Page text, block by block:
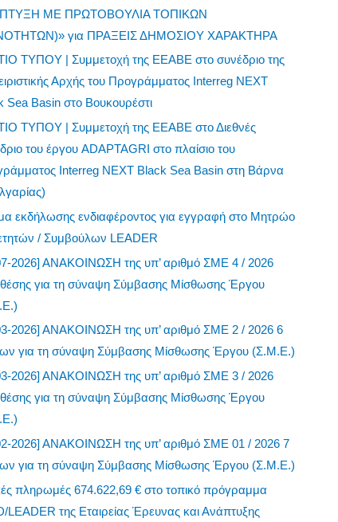
ΜΕ ΠΡΩΤΟΒΟΥΛΙΑ ΤΟΠΙΚΩΝ
για ΠΡΑΞΕΙΣ ΔΗΜΟΣΙΟΥ ΧΑΡΑΚΤΗΡΑ
ΤΥΠΟΥ | Συμμετοχή της ΕΕΑΒΕ στο συνέδριο της
Αρχής του Προγράμματος Interreg NEXT
Sea Basin στο Βουκουρέστι
ΤΥΠΟΥ | Συμμετοχή της ΕΕΑΒΕ στο Διεθνές
του έργου ADAPTAGRI στο πλαίσιο του
Interreg NEXT Black Sea Basin στη Βάρνα
εκδήλωσης ενδιαφέροντος για εγγραφή στο Μητρώο
/ Συμβούλων LEADER
2026] ΑΝΑΚΟΙΝΩΣΗ της υπ’ αριθμό ΣΜΕ 4 / 2026
θέσης για τη σύναψη Σύμβασης Μίσθωσης Έργου
2026] ΑΝΑΚΟΙΝΩΣΗ της υπ’ αριθμό ΣΜΕ 2 / 2026 6
για τη σύναψη Σύμβασης Μίσθωσης Έργου (Σ.Μ.Ε.)
2026] ΑΝΑΚΟΙΝΩΣΗ της υπ’ αριθμό ΣΜΕ 3 / 2026
θέσης για τη σύναψη Σύμβασης Μίσθωσης Έργου
2026] ΑΝΑΚΟΙΝΩΣΗ της υπ’ αριθμό ΣΜΕ 01 / 2026 7
για τη σύναψη Σύμβασης Μίσθωσης Έργου (Σ.Μ.Ε.)
πληρωμές 674.622,69 € στο τοπικό πρόγραμμα
LEADER της Εταιρείας Έρευνας και Ανάπτυξης